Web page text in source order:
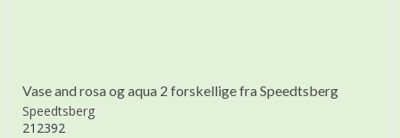
Vase and rosa og aqua 2 forskellige fra Speedtsberg
Speedtsberg
212392